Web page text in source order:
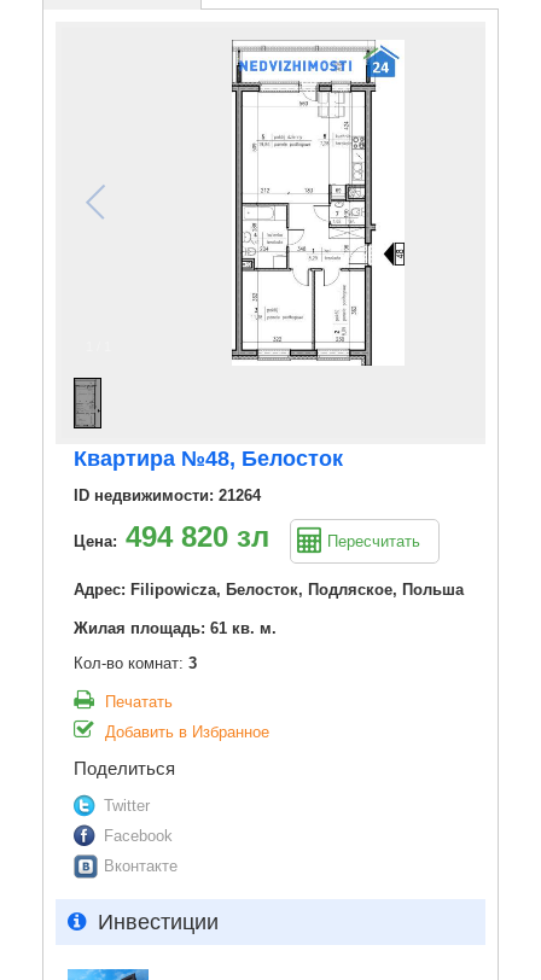
Квартира №48, Белосток
ID недвижимости: 21264
Цена: 494 820 зл Пересчитать
Адрес: Filipowicza, Белосток, Подляское, Польша
Жилая площадь: 61 кв. м.
Кол-во комнат: 3
Печатать
Добавить в Избранное
Поделиться
Twitter
Facebook
Вконтакте
Инвестиции